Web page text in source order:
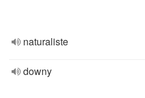
naturaliste
downy